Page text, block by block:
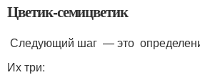
Цветик-семицветик
Следующий шаг — это
Их три: